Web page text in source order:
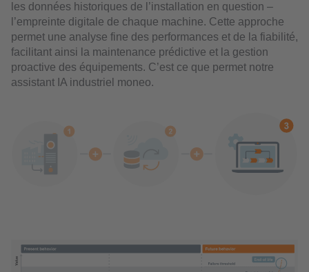
les données historiques de l’installation en question –
l’empreinte digitale de chaque machine. Cette approche
permet une analyse fine des performances et de la fiabilité,
facilitant ainsi la maintenance prédictive et la gestion
proactive des équipements. C’est ce que permet notre
assistant IA industriel moneo.